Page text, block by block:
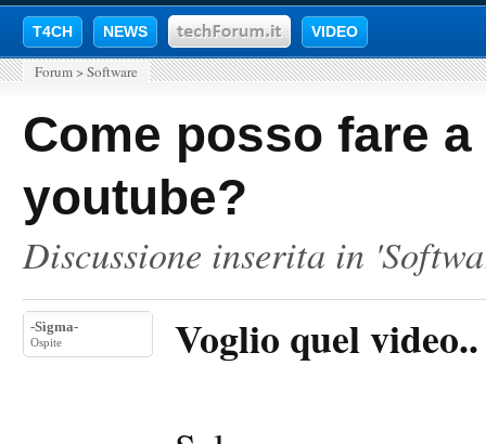
T4CH NEWS VIDEO
Forum > Software
Come posso fare
youtube?
Discussione inserita in '
-Sìgma-
Ospite Voglio quel video..